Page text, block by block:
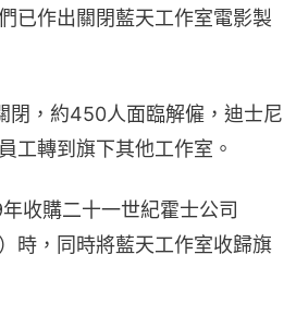
已作出關閉藍天工作室電影製
閉，約450人面臨解僱，迪士尼
工轉到旗下其他工作室。
收購二十一世紀霍士公司
時，同時將藍天工作室收歸旗